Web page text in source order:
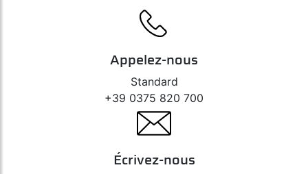
Appelez-nous
Standard
+39 0375 820 700
Écrivez-nous